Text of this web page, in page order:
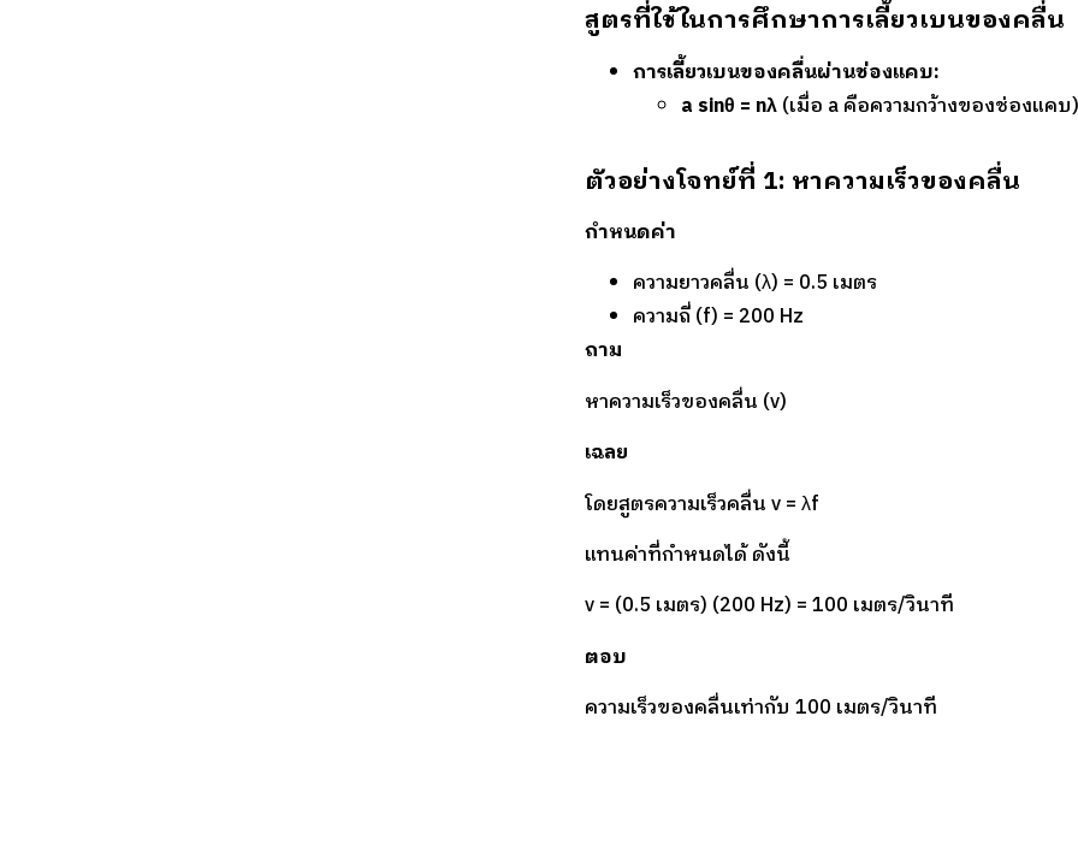
สูตรที่ใช้ในการศึกษาการเลี้ยวเบนของคลื่น
การเลี้ยวเบนของคลื่นผ่านช่องแคบ:
a sinθ = nλ(เมื่อ a คือความกว้างของช่องแคบ)
ตัวอย่างโจทย์ที่ 1: หาความเร็วของคลื่น
กำหนดค่า
ความยาวคลื่น (λ) = 0.5 เมตร
ความถี่ (f) = 200 Hz
ถาม
หาความเร็วของคลื่น (v)
เฉลย
โดยสูตรความเร็วคลื่น v = λf
แทนค่าที่กำหนดได้ ดังนี้
v = (0.5 เมตร) (200 Hz) = 100 เมตร/วินาที
ตอบ
ความเร็วของคลื่นเท่ากับ 100 เมตร/วินาที